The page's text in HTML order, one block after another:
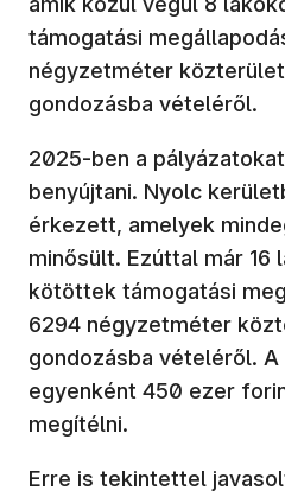
támogatási
négyzetméter
gondozásba vételéről.
2025-ben a
benyújtani. Nyolc
érkezett, amelyek
minősült. Ezúttal már 16
kötöttek támogatási
6294 négyzetméter
gondozásba vételéről. A
egyenként 450 ezer
megítélni.
Erre is tekintettel